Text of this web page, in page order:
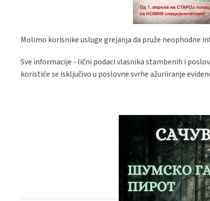
Molimo korisnike usluge grejanja da pruže neophodne
Sve informacije - lični podaci vlasnika stambenih i
koristiće se isključivo u poslovne svrhe ažuriiranje